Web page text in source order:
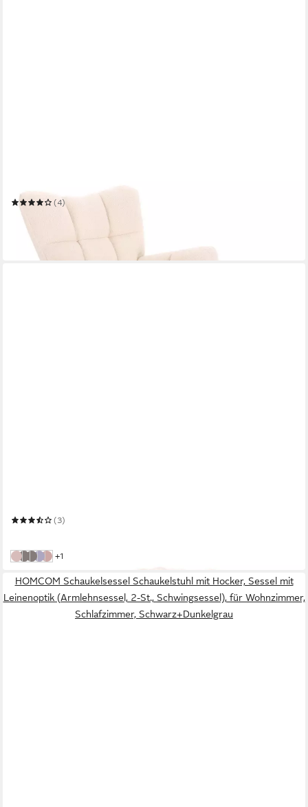
(4)
139,00 € UVP
-50%
in 6-7 Werktagen bei dir
(3)
hellrosa
dunkelgrau
hellgrau
mehrfarbig
rosaweitere Farben:
+1
HOMCOM Schaukelsessel Schaukelstuhl mit Hocker, Sessel mit
Leinenoptik (Armlehnsessel, 2-St., Schwingsessel), für Wohnzimmer,
Schlafzimmer, Schwarz+Dunkelgrau